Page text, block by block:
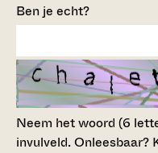
Ben je echt?
Neem het woord (6
invulveld.Onleesbaar?